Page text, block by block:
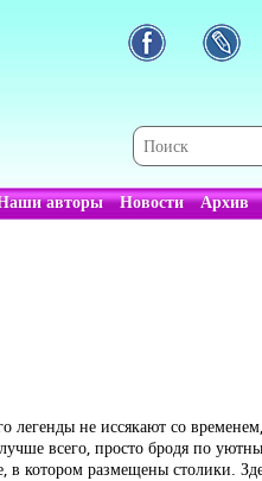
авторы Новости Архив
легенды не иссякают со
лучше всего, просто бродя по
в котором размещены столики.